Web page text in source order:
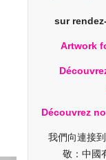
sur
Artwork
Découvrez
我們向連接
敬：中國